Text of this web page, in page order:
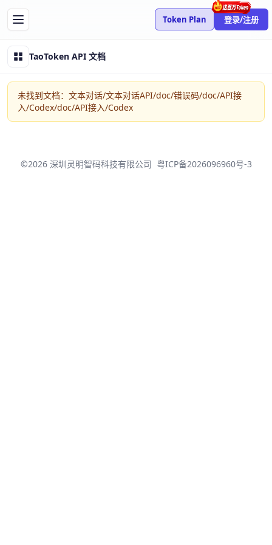
Token Plan 登录/注册
TaoToken API 文档
未找到文档：文本对话/文本对话API/doc/错误码/doc/API接
入/Codex/doc/API接入/Codex
©2026 深圳灵明智码科技有限公司 粤ICP备2026096960号-3